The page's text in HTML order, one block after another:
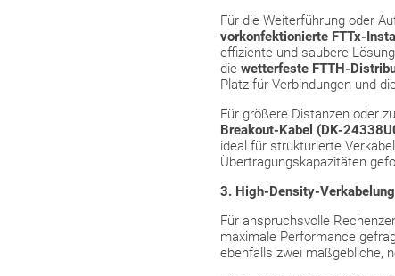
Für die Weiterführung oder
vorkonfektionierte FTTx-
effiziente und saubere
die wetterfeste FTTH-
Platz für Verbindungen und
Für größere Distanzen oder
Breakout-Kabel (DK-
ideal für strukturierte
Übertragungskapazitäten
3. High-Density-
Für anspruchsvolle
maximale Performance
ebenfalls zwei maßgebliche,